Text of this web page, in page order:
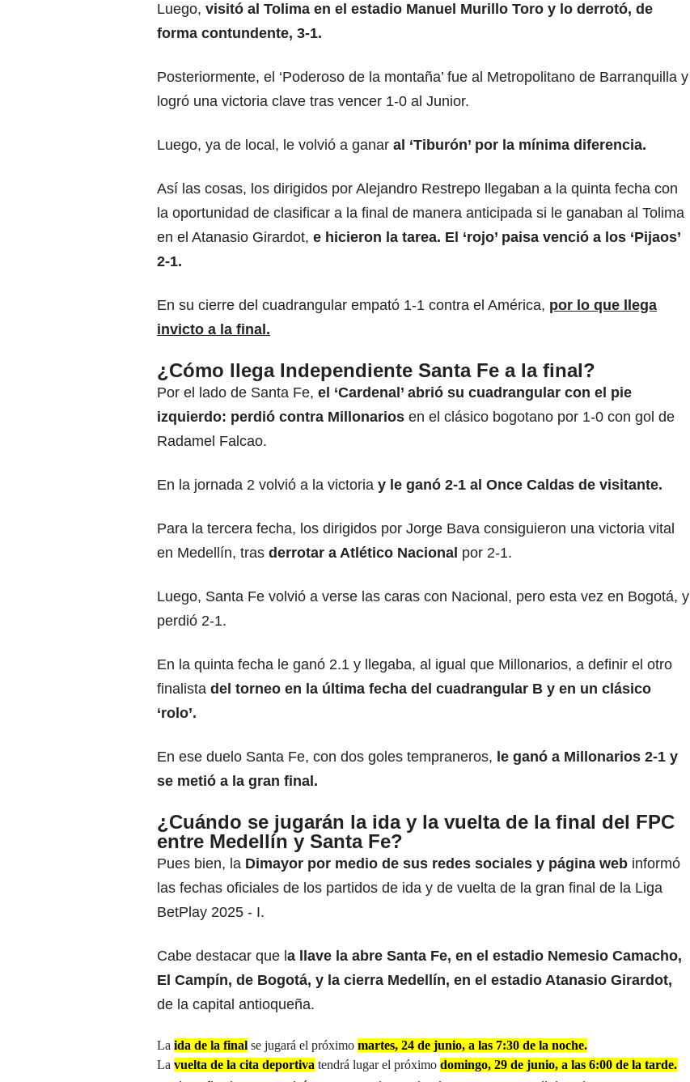
Luego, visitó al Tolima en el estadio Manuel Murillo Toro y lo derrotó, de
forma contundente, 3-1.
Posteriormente, el ‘Poderoso de la montaña’ fue al Metropolitano de Barranquilla y
logró una victoria clave tras vencer 1-0 al Junior.
Luego, ya de local, le volvió a ganar al ‘Tiburón’ por la mínima diferencia.
Así las cosas, los dirigidos por Alejandro Restrepo llegaban a la quinta fecha con
la oportunidad de clasificar a la final de manera anticipada si le ganaban al Tolima
en el Atanasio Girardot, e hicieron la tarea. El ‘rojo’ paisa venció a los ‘Pijaos’
2-1.
En su cierre del cuadrangular empató 1-1 contra el América, por lo que llega
invicto a la final.
¿Cómo llega Independiente Santa Fe a la final?
Por el lado de Santa Fe, el ‘Cardenal’ abrió su cuadrangular con el pie
izquierdo: perdió contra Millonarios en el clásico bogotano por 1-0 con gol de
Radamel Falcao.
En la jornada 2 volvió a la victoria y le ganó 2-1 al Once Caldas de visitante.
Para la tercera fecha, los dirigidos por Jorge Bava consiguieron una victoria vital
en Medellín, tras derrotar a Atlético Nacional por 2-1.
Luego, Santa Fe volvió a verse las caras con Nacional, pero esta vez en Bogotá, y
perdió 2-1.
En la quinta fecha le ganó 2.1 y llegaba, al igual que Millonarios, a definir el otro
finalista del torneo en la última fecha del cuadrangular B y en un clásico
‘rolo’.
En ese duelo Santa Fe, con dos goles tempraneros, le ganó a Millonarios 2-1 y
se metió a la gran final.
¿Cuándo se jugarán la ida y la vuelta de la final del FPC
entre Medellín y Santa Fe?
Pues bien, la Dimayor por medio de sus redes sociales y página web informó
las fechas oficiales de los partidos de ida y de vuelta de la gran final de la Liga
BetPlay 2025 - I.
Cabe destacar que l a llave la abre Santa Fe, en el estadio Nemesio Camacho,
El Campín, de Bogotá, y la cierra Medellín, en el estadio Atanasio Girardot,
de la capital antioqueña.
La ida de la final se jugará el próximo martes, 24 de junio, a las 7:30 de la noche.
La vuelta de la cita deportiva tendrá lugar el próximo domingo, 29 de junio, a las 6:00 de la tarde.